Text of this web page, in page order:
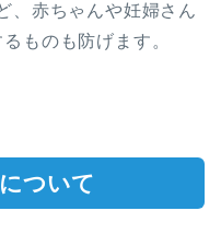
、赤ちゃんや妊婦さん
ものも防げます。
ついて